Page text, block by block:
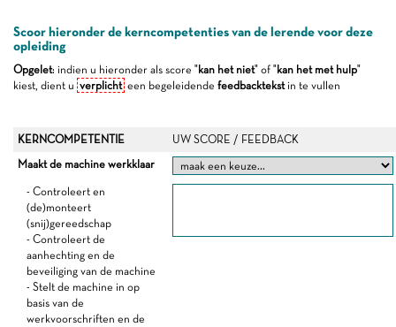
Scoor hieronder de kerncompetenties van de lerende voor deze
opleiding
Opgelet: indien u hieronder als score "kan het niet" of "kan het met hulp"
kiest, dient u verplicht een begeleidende feedbacktekstin te vullen
KERNCOMPETENTIE
UW SCORE / FEEDBACK
Maakt de machine werkklaar
- Controleert en
(de)monteert
(snij)gereedschap
- Controleert de
aanhechting en de
beveiliging van de machine
- Stelt de machine in op
basis van de
werkvoorschriften en de